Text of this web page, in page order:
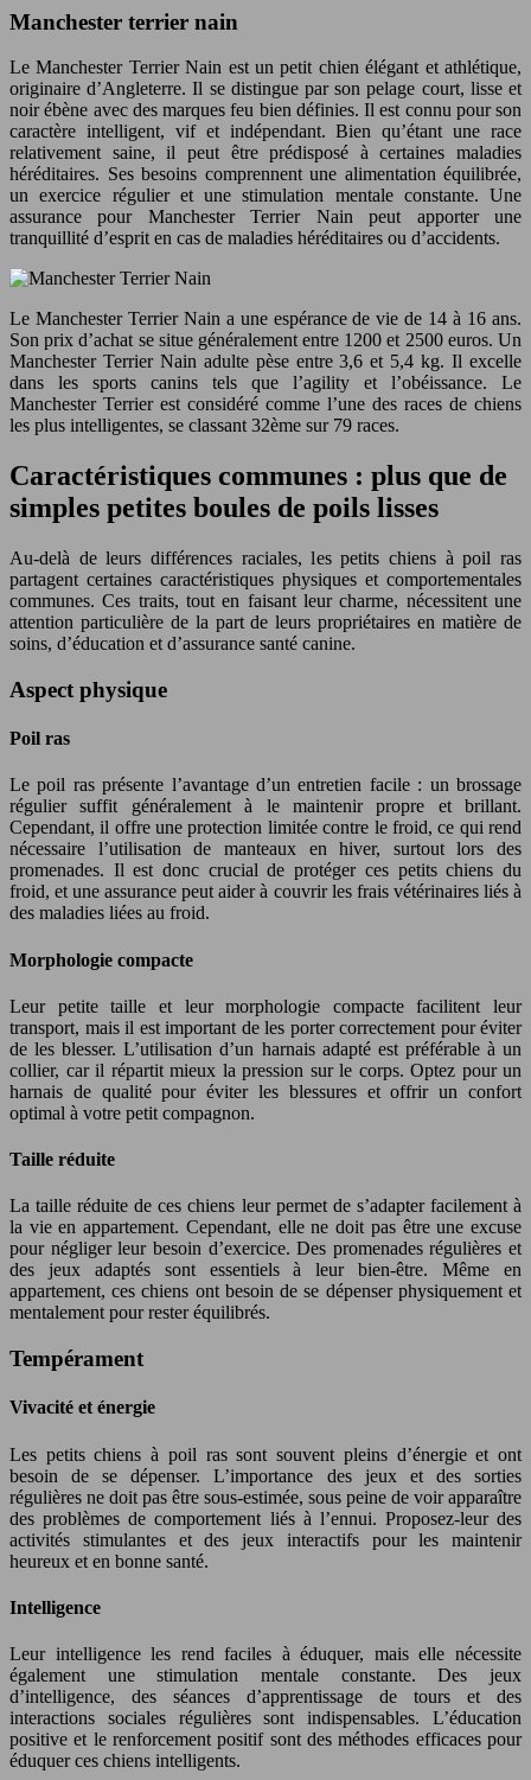
Manchester terrier nain
Le Manchester Terrier Nain est un petit chien élégant et athlétique,
originaire d’Angleterre. Il se distingue par son pelage court, lisse et
noir ébène avec des marques feu bien définies. Il est connu pour son
caractère intelligent, vif et indépendant. Bien qu’étant une race
relativement saine, il peut être prédisposé à certaines maladies
héréditaires. Ses besoins comprennent une alimentation équilibrée,
un exercice régulier et une stimulation mentale constante. Une
assurance pour Manchester Terrier Nain peut apporter une
tranquillité d’esprit en cas de maladies héréditaires ou d’accidents.
Le Manchester Terrier Nain a une espérance de vie de 14 à 16 ans.
Son prix d’achat se situe généralement entre 1200 et 2500 euros. Un
Manchester Terrier Nain adulte pèse entre 3,6 et 5,4 kg. Il excelle
dans les sports canins tels que l’agility et l’obéissance. Le
Manchester Terrier est considéré comme l’une des races de chiens
les plus intelligentes, se classant 32ème sur 79 races.
Caractéristiques communes : plus que de
simples petites boules de poils lisses
Au-delà de leurs différences raciales, les petits chiens à poil ras
partagent certaines caractéristiques physiques et comportementales
communes. Ces traits, tout en faisant leur charme, nécessitent une
attention particulière de la part de leurs propriétaires en matière de
soins, d’éducation et d’assurance santé canine.
Aspect physique
Poil ras
Le poil ras présente l’avantage d’un entretien facile : un brossage
régulier suffit généralement à le maintenir propre et brillant.
Cependant, il offre une protection limitée contre le froid, ce qui rend
nécessaire l’utilisation de manteaux en hiver, surtout lors des
promenades. Il est donc crucial de protéger ces petits chiens du
froid, et une assurance peut aider à couvrir les frais vétérinaires liés à
des maladies liées au froid.
Morphologie compacte
Leur petite taille et leur morphologie compacte facilitent leur
transport, mais il est important de les porter correctement pour éviter
de les blesser. L’utilisation d’un harnais adapté est préférable à un
collier, car il répartit mieux la pression sur le corps. Optez pour un
harnais de qualité pour éviter les blessures et offrir un confort
optimal à votre petit compagnon.
Taille réduite
La taille réduite de ces chiens leur permet de s’adapter facilement à
la vie en appartement. Cependant, elle ne doit pas être une excuse
pour négliger leur besoin d’exercice. Des promenades régulières et
des jeux adaptés sont essentiels à leur bien-être. Même en
appartement, ces chiens ont besoin de se dépenser physiquement et
mentalement pour rester équilibrés.
Tempérament
Vivacité et énergie
Les petits chiens à poil ras sont souvent pleins d’énergie et ont
besoin de se dépenser. L’importance des jeux et des sorties
régulières ne doit pas être sous-estimée, sous peine de voir apparaître
des problèmes de comportement liés à l’ennui. Proposez-leur des
activités stimulantes et des jeux interactifs pour les maintenir
heureux et en bonne santé.
Intelligence
Leur intelligence les rend faciles à éduquer, mais elle nécessite
également une stimulation mentale constante. Des jeux
d’intelligence, des séances d’apprentissage de tours et des
interactions sociales régulières sont indispensables. L’éducation
positive et le renforcement positif sont des méthodes efficaces pour
éduquer ces chiens intelligents.